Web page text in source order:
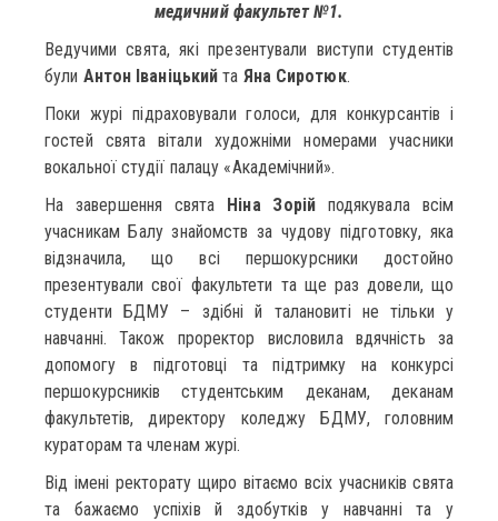
медичний факультет №1.
Ведучими свята, які презентували виступи студентів
були Антон Іваніцький та Яна Сиротюк.
Поки журі підраховували голоси, для конкурсантів і
гостей свята вітали художніми номерами учасники
вокальної студії палацу «Академічний».
На завершення свята Ніна Зорійподякувала всім
учасникам Балу знайомств за чудову підготовку, яка
відзначила, що всі першокурсники достойно
презентували свої факультети та ще раз довели, що
студенти БДМУ – здібні й талановиті не тільки у
навчанні. Також проректор висловила вдячність за
допомогу в підготовці та підтримку на конкурсі
першокурсників студентським деканам, деканам
факультетів, директору коледжу БДМУ, головним
кураторам та членам журі.
Від імені ректорату щиро вітаємо всіх учасників свята
та бажаємо успіхів й здобутків у навчанні та у